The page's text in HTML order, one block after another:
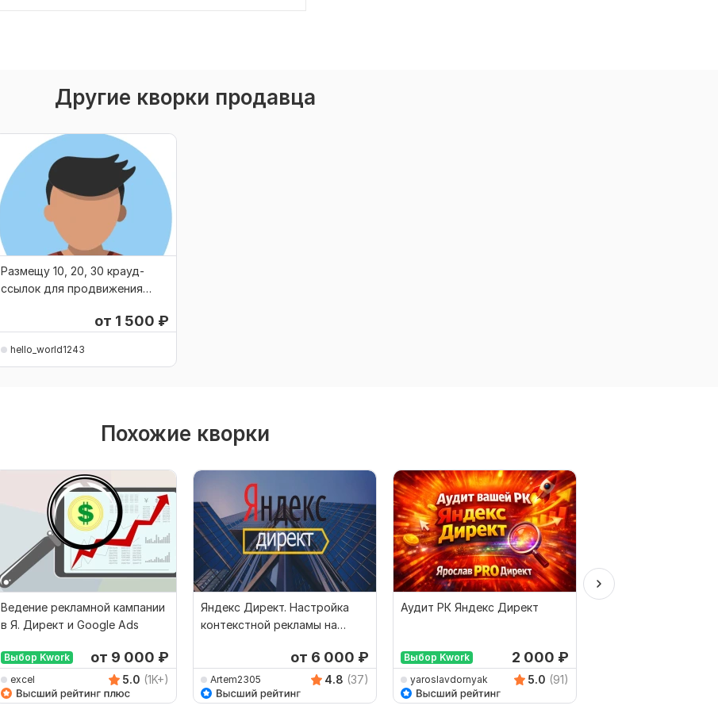
Другие кворки продавца
Размещу 10, 20, 30 крауд-
ссылок для продвижения
от 1 500 ₽
hello_world1243
Похожие кворки
Ведение рекламной кампании
в Я. Директ и Google Ads
Выбор Kwork от 9 000 ₽
excel 5.0 (1K+)
Яндекс Директ. Настройка
контекстной рекламы на
от 6 000 ₽
Artem2305 4.8 (37)
Аудит РК Яндекс Директ
Выбор Kwork 2 000 ₽
yaroslavdornyak 5.0 (91)